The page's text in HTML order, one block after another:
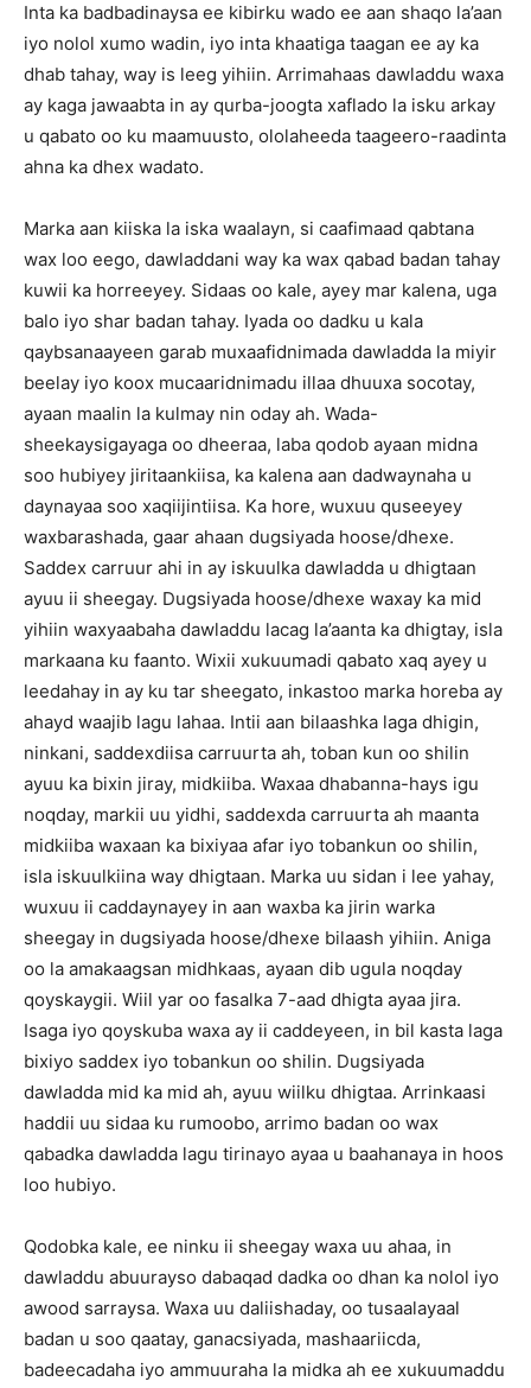
Inta ka badbadinaysa ee kibirku wado ee aan shaqo la’aan
iyo nolol xumo wadin, iyo inta khaatiga taagan ee ay ka
dhab tahay, way is leeg yihiin. Arrimahaas dawladdu waxa
ay kaga jawaabta in ay qurba-joogta xaflado la isku arkay
u qabato oo ku maamuusto, ololaheeda taageero-raadinta
ahna ka dhex wadato.
Marka aan kiiska la iska waalayn, si caafimaad qabtana
wax loo eego, dawladdani way ka wax qabad badan tahay
kuwii ka horreeyey. Sidaas oo kale, ayey mar kalena, uga
balo iyo shar badan tahay. Iyada oo dadku u kala
qaybsanaayeen garab muxaafidnimada dawladda la miyir
beelay iyo koox mucaaridnimadu illaa dhuuxa socotay,
ayaan maalin la kulmay nin oday ah. Wada-
sheekaysigayaga oo dheeraa, laba qodob ayaan midna
soo hubiyey jiritaankiisa, ka kalena aan dadwaynaha u
daynayaa soo xaqiijintiisa. Ka hore, wuxuu quseeyey
waxbarashada, gaar ahaan dugsiyada hoose/dhexe.
Saddex carruur ahi in ay iskuulka dawladda u dhigtaan
ayuu ii sheegay. Dugsiyada hoose/dhexe waxay ka mid
yihiin waxyaabaha dawladdu lacag la’aanta ka dhigtay, isla
markaana ku faanto. Wixii xukuumadi qabato xaq ayey u
leedahay in ay ku tar sheegato, inkastoo marka horeba ay
ahayd waajib lagu lahaa. Intii aan bilaashka laga dhigin,
ninkani, saddexdiisa carruurta ah, toban kun oo shilin
ayuu ka bixin jiray, midkiiba. Waxaa dhabanna-hays igu
noqday, markii uu yidhi, saddexda carruurta ah maanta
midkiiba waxaan ka bixiyaa afar iyo tobankun oo shilin,
isla iskuulkiina way dhigtaan. Marka uu sidan i lee yahay,
wuxuu ii caddaynayey in aan waxba ka jirin warka
sheegay in dugsiyada hoose/dhexe bilaash yihiin. Aniga
oo la amakaagsan midhkaas, ayaan dib ugula noqday
qoyskaygii. Wiil yar oo fasalka 7-aad dhigta ayaa jira.
Isaga iyo qoyskuba waxa ay ii caddeyeen, in bil kasta laga
bixiyo saddex iyo tobankun oo shilin. Dugsiyada
dawladda mid ka mid ah, ayuu wiilku dhigtaa. Arrinkaasi
haddii uu sidaa ku rumoobo, arrimo badan oo wax
qabadka dawladda lagu tirinayo ayaa u baahanaya in hoos
loo hubiyo.
Qodobka kale, ee ninku ii sheegay waxa uu ahaa, in
dawladdu abuurayso dabaqad dadka oo dhan ka nolol iyo
awood sarraysa. Waxa uu daliishaday, oo tusaalayaal
badan u soo qaatay, ganacsiyada, mashaariicda,
badeecadaha iyo ammuuraha la midka ah ee xukuumaddu